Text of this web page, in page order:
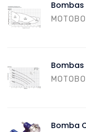
Bombas
Bombas
Bomba